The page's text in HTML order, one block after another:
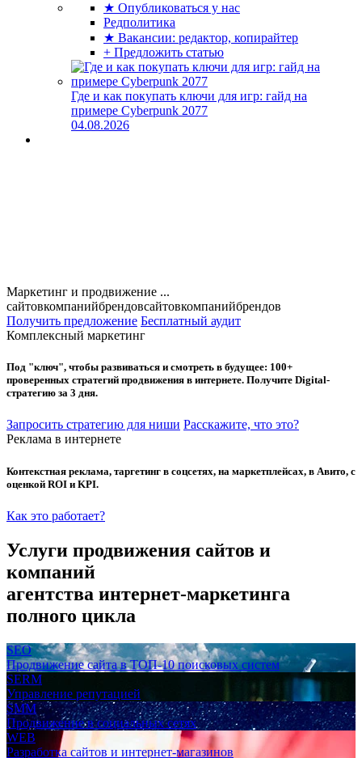
★ Опубликоваться у нас
Редполитика
★ Вакансии: редактор, копирайтер
+ Предложить статью
Где и как покупать ключи для игр: гайд на
примере Cyberpunk 2077
04.08.2026
Маркетинг и продвижение ...
сайтовкомпанийбрендовсайтовкомпанийбрендов
Получить предложение Бесплатный аудит
Комплексный маркетинг
Под "ключ", чтобы развиваться и смотреть в будущее: 100+
проверенных стратегий продвижения в интернете. Получите Digital-
стратегию за 3 дня.
Запросить стратегию для ниши Расскажите, что это?
Реклама в интернете
Контекстная реклама, таргетинг в соцсетях, на маркетплейсах, в Авито, с
оценкой ROI и KPI.
Как это работает?
Услуги продвижения сайтов и
компаний
агентства интернет-маркетинга
полного цикла
SEO
Продвижение сайта в ТОП-10 поисковых систем
SERM
Управление репутацией
SMM
Продвижение в социальных сетях
WEB
Разработка сайтов и интернет-магазинов